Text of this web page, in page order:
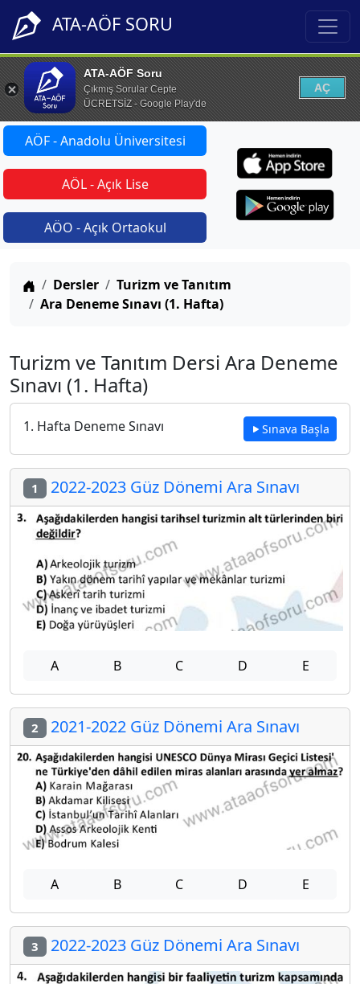
ATA-AÖF SORU
ATA-AÖF Soru
Çıkmış Sorular Cepte
ÜCRETSİZ - Google Play'de
AÇ
AÖF - Anadolu Üniversitesi
AÖL - Açık Lise
AÖO - Açık Ortaokul
Anasayfa
Dersler
Turizm ve Tanıtım
Ara Deneme Sınavı (1. Hafta)
Turizm ve Tanıtım Dersi Ara Deneme
Sınavı (1. Hafta)
1. Hafta Deneme Sınavı Sınava Başla
1 2022-2023 Güz Dönemi Ara Sınavı
A B C D E
2 2021-2022 Güz Dönemi Ara Sınavı
A B C D E
3 2022-2023 Güz Dönemi Ara Sınavı